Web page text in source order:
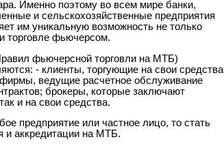
Именно поэтому во всем мире банки,
и сельскохозяйственные предприятия
им уникальную возможность не только
торговле фьючерсом.
фьючерсной торговли на МТБ)
- клиенты, торгующие на свои средства
ведущие расчетное обслуживание
брокеры, которые заключают
и на свои средства.
предприятие или частное лицо, то стать
и аккредитации на МТБ.